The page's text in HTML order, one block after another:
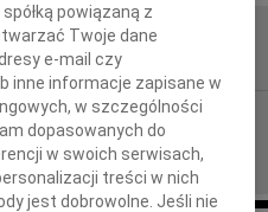
powiązaną z
Twoje dane
e-mail czy
inne informacje zapisane w
w szczególności
dopasowanych do
w swoich serwisach,
treści w nich
jest dobrowolne. Jeśli nie